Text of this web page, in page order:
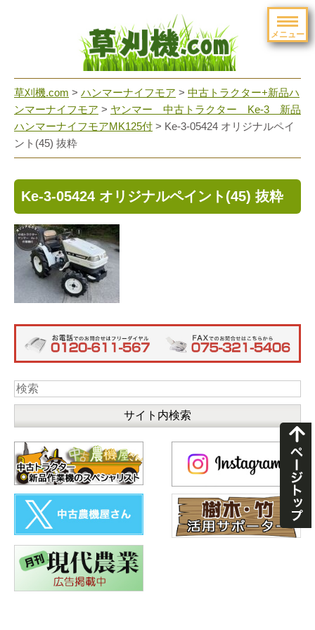
メニュー
草刈機.com > ハンマーナイフモア > 中古トラクター+新品ハ
ンマーナイフモア > ヤンマー 中古トラクター Ke-3 新品
ハンマーナイフモアMK125付 > Ke-3-05424 オリジナルペイ
ント(45) 抜粋
Ke-3-05424 オリジナルペイント(45) 抜粋